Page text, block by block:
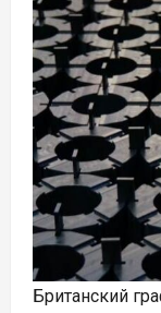
Британский